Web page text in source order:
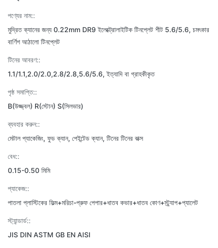
পণ্যের নাম::
মুদ্রিত ক্যানের জন্য 0.22mm DR9 ইলেক্ট্রোলাইটিক টিনপ্লেট শীট 5.6/5.6, চমৎকার
বার্ণিশ আঠালো টিনপ্লেট
টিনের আবরণ::
1.1/1.1,2.0/2.0,2.8/2.8,5.6/5.6, ইত্যাদি বা গ্রাহকীকৃত
পৃষ্ঠ সমাপ্তি::
B(উজ্জ্বল) R(স্টোন) S(সিলভার)
ব্যবহার করুন::
মেটাল প্যাকেজিং, ফুড ক্যান, পেইন্টেড ক্যান, টিনের টিনের বাক্স
বেধ::
0.15-0.50 মিমি
প্যাকেজ::
পাতলা প্লাস্টিকের ফিল্ম+মরিচা-প্রুফ পেপার+ধাতব কভার+ধাতব কোণ+স্ট্র্যাপ+প্যালেট
স্ট্যান্ডার্ড::
JIS DIN ASTM GB EN AISI